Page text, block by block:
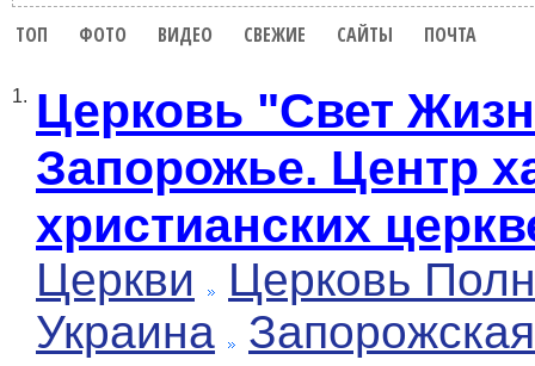
ТОП ФОТО ВИДЕО СВЕЖИЕ САЙТЫ ПОЧТА
1. Церковь "Свет
Запорожье. Центр
христианских
Церкви
Церковь
Украина
Запорожская